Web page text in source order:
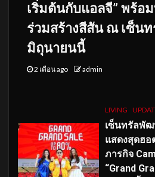
เริ่มต้นกับแอลจี” พร้อ
ร่วมสร้างสีสัน ณ เซ็นท
มิถุนายนนี้
2 เดือน ago admin
LIVING
เซ็นทรัลพั
แสดงสุดฮอ
ภารกิจ
“Grand